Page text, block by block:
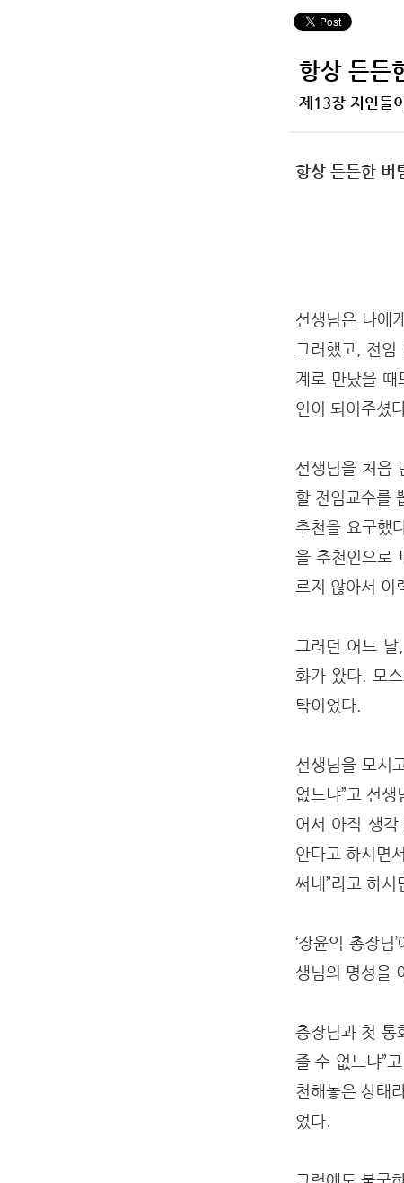
항상 든든
제13장 지인들
항상 든든한 버
선생님은 나에
그러했고, 전
계로 만났을 때
인이 되어주셨
선생님을 처음
할 전임교수를
추천을 요구했
을 추천인으로
르지 않아서 이
그러던 어느
화가 왔다. 모
탁이었다.
선생님을 모시
없느냐”고 선
어서 아직 생각
안다고 하시면
써내”라고 하시
‘장윤익 총장
생님의 명성을
총장님과 첫 통
줄 수 없느냐”
천해놓은 상태
었다.